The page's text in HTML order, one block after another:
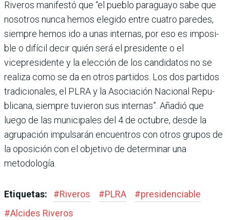
Riveros manifestó que “el pueblo paraguayo sabe que
nosotros nunca hemos ele­gido entre cuatro paredes,
siempre hemos ido a unas internas, por eso es imposi­
ble o difícil decir quién será el presidente o el
vicepresidente y la elección de los candidatos no se
realiza como se da en otros partidos. Los dos parti­dos
tradicionales, el PLRA y la Asociación Nacional Repu­
blicana, siempre tuvieron sus internas”. Añadió que
luego de las municipales del 4 de octubre, desde la
agrupación impulsarán encuentros con otros grupos de
la oposición con el objetivo de determinar una
metodología.
Etiquetas: #Riveros #PLRA #presidenciable
#Alcides Riveros